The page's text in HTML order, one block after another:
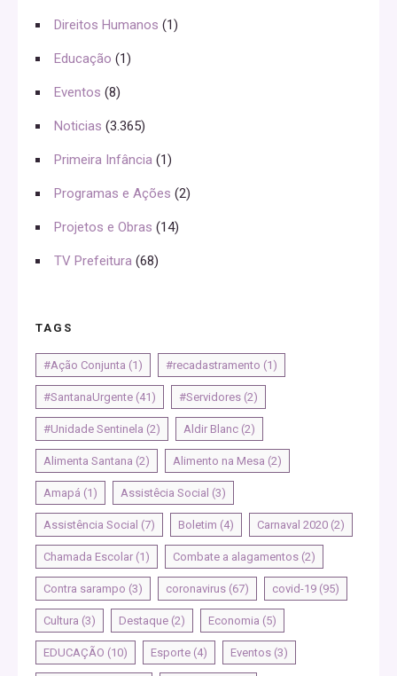
Direitos Humanos (1)
Educação (1)
Eventos (8)
Noticias (3.365)
Primeira Infância (1)
Programas e Ações (2)
Projetos e Obras (14)
TV Prefeitura (68)
TAGS
#Ação Conjunta (1) #recadastramento (1)
#SantanaUrgente (41) #Servidores (2)
#Unidade Sentinela (2) Aldir Blanc (2)
Alimenta Santana (2) Alimento na Mesa (2)
Amapá (1) Assistêcia Social (3)
Assistência Social (7) Boletim (4) Carnaval 2020 (2)
Chamada Escolar (1) Combate a alagamentos (2)
Contra sarampo (3) coronavirus (67) covid-19 (95)
Cultura (3) Destaque (2) Economia (5)
EDUCAÇÃO (10) Esporte (4) Eventos (3)